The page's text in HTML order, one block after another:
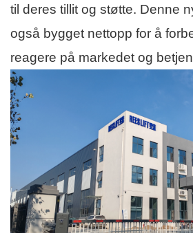
til deres tillit og støtte. Denne
også bygget nettopp for å
reagere på markedet og